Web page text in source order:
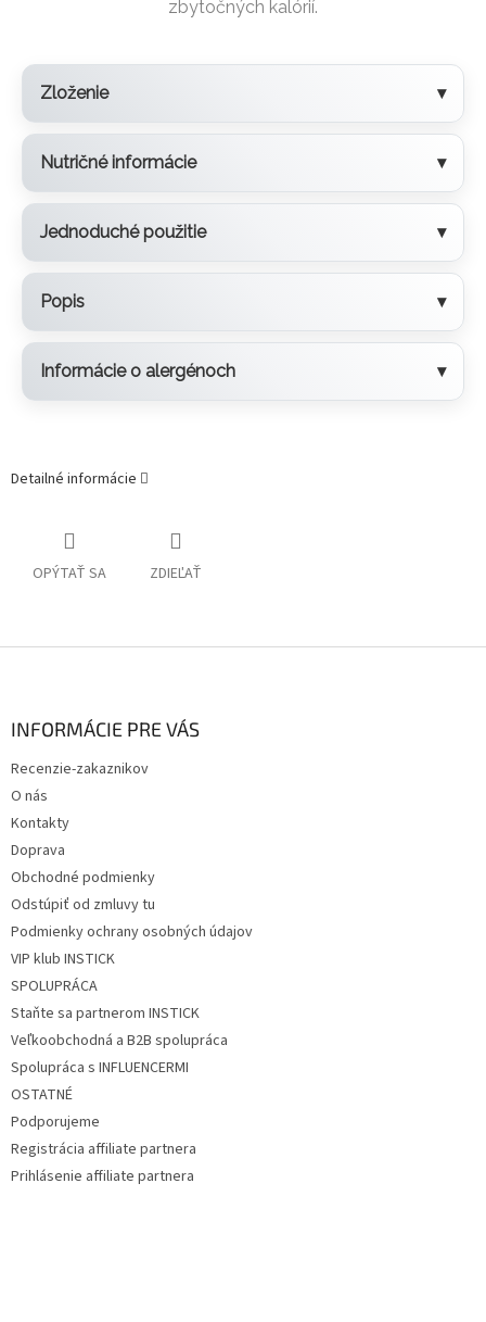
zbytočných kalórií.
Zloženie
Nutričné informácie
Jednoduché použitie
Popis
Informácie o alergénoch
Detailné informácie
OPÝTAŤ SA ZDIEĽAŤ
INFORMÁCIE PRE VÁS
Recenzie-zakaznikov
O nás
Kontakty
Doprava
Obchodné podmienky
Odstúpiť od zmluvy tu
Podmienky ochrany osobných údajov
VIP klub INSTICK
SPOLUPRÁCA
Staňte sa partnerom INSTICK
Veľkoobchodná a B2B spolupráca
Spolupráca s INFLUENCERMI
OSTATNÉ
Podporujeme
Registrácia affiliate partnera
Prihlásenie affiliate partnera